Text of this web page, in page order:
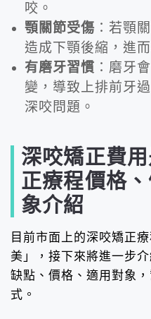
咬。
顎關節受傷 ：若顎
造成下顎後縮，進
有磨牙習慣 ：磨牙
變，導致上排前牙
深咬問題。
深咬矯正費
正療程價格
象介紹
目前市面上的深咬矯正
美」，接下來將進一步
缺點、價格、適用對象
式。